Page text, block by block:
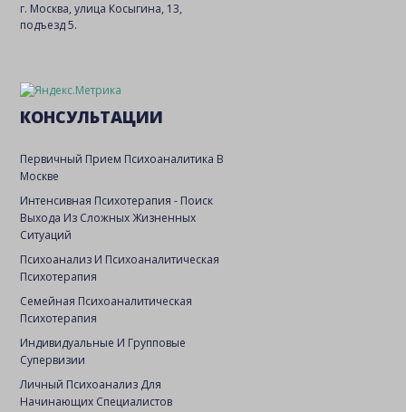
г. Москва, улица Косыгина, 13,
подъезд 5.
КОНСУЛЬТАЦИИ
Первичный Прием Психоаналитика В
Москве
Интенсивная Психотерапия - Поиск
Выхода Из Сложных Жизненных
Ситуаций
Психоанализ И Психоаналитическая
Психотерапия
Семейная Психоаналитическая
Психотерапия
Индивидуальные И Групповые
Супервизии
Личный Психоанализ Для
Начинающих Специалистов